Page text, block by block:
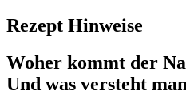
Rezept Hinweise
Woher kommt der
Und was versteht